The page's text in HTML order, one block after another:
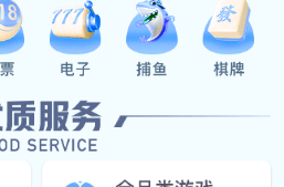
凡国际官网-科技赋能场景,让娱
,迈向新程，兹定于2025年6月3
。
举，见证公司乔迁之喜。届时
！